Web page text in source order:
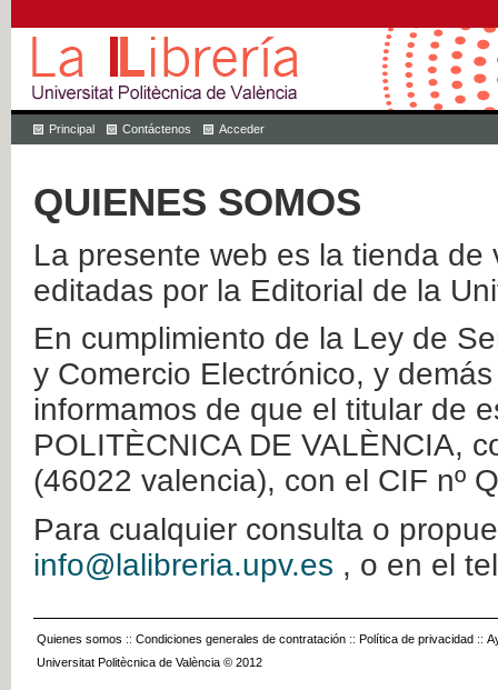
Principal Contáctenos Acceder
QUIENES SOMOS
La presente web es la tienda
editadas por la Editorial de la
En cumplimiento de la Ley de
y Comercio Electrónico, y
informamos de que el titular de
POLITÈCNICA DE VALÈNCIA,
(46022 valencia), con el CIF nº
Para cualquier consulta o
info@lalibreria.upv.es , o en el
Quienes somos :: Condiciones generales de contratación :: Política de privacidad ::
Universitat Politècnica de València © 2012